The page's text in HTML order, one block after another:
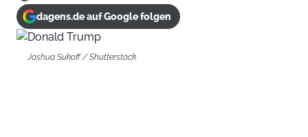
dagens.de auf Google folgen
Joshua Sukoff / Shutterstock